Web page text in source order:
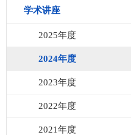
学术讲座
2025年度
2024年度
2023年度
2022年度
2021年度